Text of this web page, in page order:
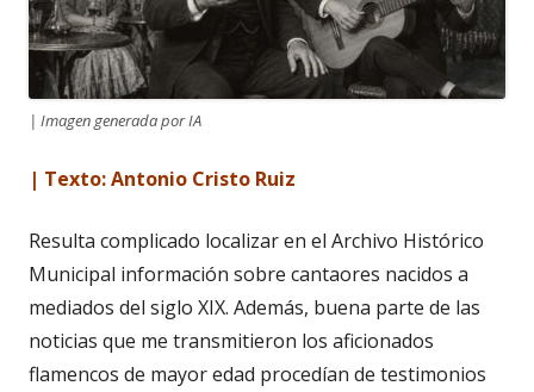
| Imagen generada por IA
| Texto: Antonio Cristo Ruiz
Resulta complicado localizar en el Archivo Histórico
Municipal información sobre cantaores nacidos a
mediados del siglo XIX. Además, buena parte de las
noticias que me transmitieron los aficionados
flamencos de mayor edad procedían de testimonios